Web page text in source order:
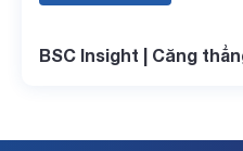
BSC Insight | Căng